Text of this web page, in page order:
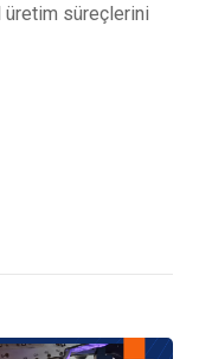
üretim süreçlerini